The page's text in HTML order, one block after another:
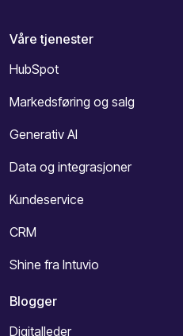
Våre tjenester
HubSpot
Markedsføring og salg
Generativ AI
Data og integrasjoner
Kundeservice
CRM
Shine fra Intuvio
Blogger
Digitalleder